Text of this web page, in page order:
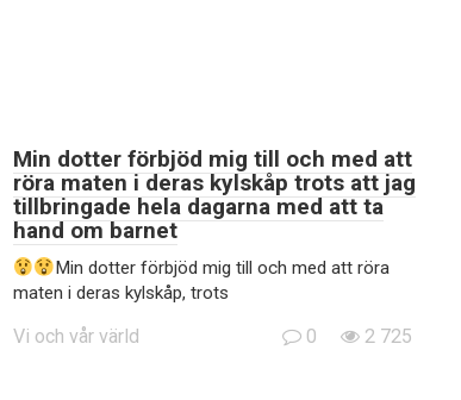
Min dotter förbjöd mig till och med att
röra maten i deras kylskåp trots att jag
tillbringade hela dagarna med att ta
hand om barnet
Min dotter förbjöd mig till och med att röra
maten i deras kylskåp, trots
Vi och vår värld 0 2 725